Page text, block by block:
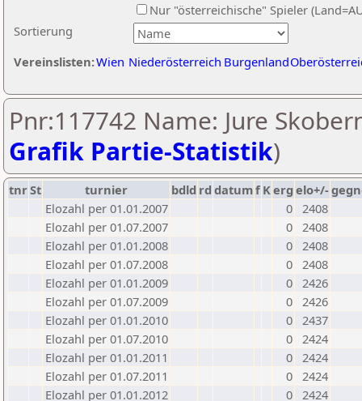
Sortierung
Nur "österreichische" Spieler
Vereinslisten:Wien Niederösterreich Burgenland
Pnr:117742 Name: Jure
Grafik Partie-Statistik)
tnrSt turnier bdld rd datumf Kerg elo+/-
Elozahl per 01.01.2007
0 2408
Elozahl per 01.07.2007
0 2408
Elozahl per 01.01.2008
0 2408
Elozahl per 01.07.2008
0 2408
Elozahl per 01.01.2009
0 2426
Elozahl per 01.07.2009
0 2426
Elozahl per 01.01.2010
0 2437
Elozahl per 01.07.2010
0 2424
Elozahl per 01.01.2011
0 2424
Elozahl per 01.07.2011
0 2424
Elozahl per 01.01.2012
0 2424